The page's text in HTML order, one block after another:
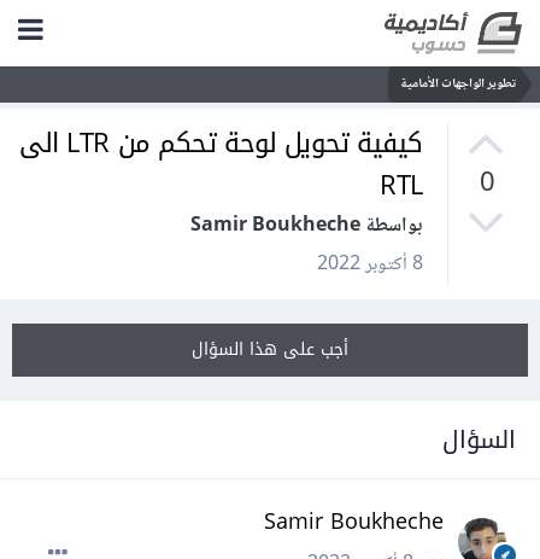
تطوير الواجهات الأمامية
0
كيفية تحويل لوحة تحكم من LTR الى
RTL
بواسطة Samir Boukheche
8 أكتوبر 2022
أجب على هذا السؤال
السؤال
Samir Boukheche